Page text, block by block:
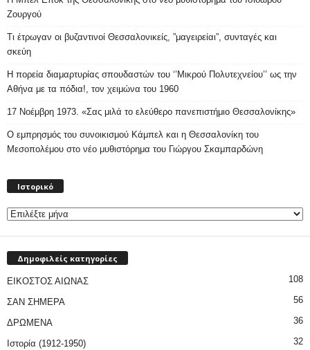
Ζουργού
Τι έτρωγαν οι βυζαντινοί Θεσσαλονικείς, ”μαγειρείαι”, συνταγές και
σκεύη
Η πορεία διαμαρτυρίας σπουδαστών του ‘’Μικρού Πολυτεχνείου’’ ως την
Αθήνα με τα πόδια!, τον χειμώνα του 1960
17 Νοέμβρη 1973. «Σας μιλά το ελεύθερο πανεπιστήμιο Θεσσαλονίκης»
Ο εμπρησμός του συνοικισμού Κάμπελ και η Θεσσαλονίκη του
Μεσοπολέμου στο νέο μυθιστόρημα του Γιώργου Σκαμπαρδώνη
Ιστορικό
Δημοφιλείς κατηγορίες
ΕΙΚΟΣΤΟΣ ΑΙΩΝΑΣ 108
ΣΑΝ ΣΗΜΕΡΑ 56
ΔΡΩΜΕΝΑ 36
Ιστορία (1912-1950) 32